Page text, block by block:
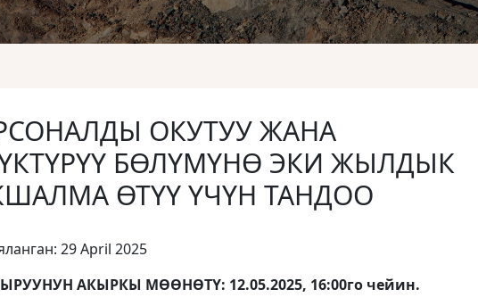
ОКУТУУ ЖАНА
БӨЛҮМҮНӨ ЭКИ ЖЫЛДЫК
ӨТҮҮ ҮЧҮН ТАНДОО
29 April 2025
АКЫРКЫ МӨӨНӨТҮ: 12.05.2025, 16:00го чейин.